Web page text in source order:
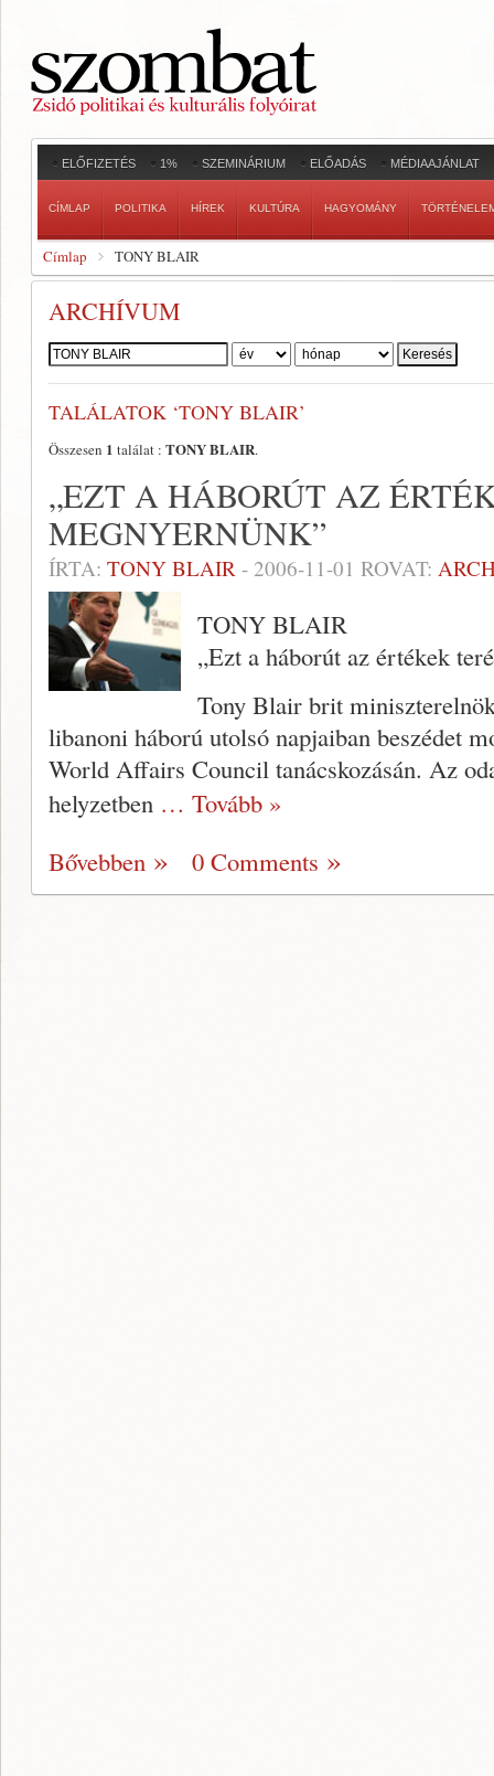
ELŐFIZETÉS 1% SZEMINÁRIUM ELŐADÁS MÉDIAAJÁNLAT
CÍMLAP POLITIKA HÍREK KULTÚRA HAGYOMÁNY
Címlap TONY BLAIR
ARCHÍVUM
Szerző:
TALÁLATOK ‘TONY BLAIR’
Összesen 1 találat : TONY BLAIR.
„EZT A HÁBORÚT AZ
MEGNYERNÜNK”
ÍRTA: TONY BLAIR - 2006-11-01 ROVAT:
TONY BLAIR
„Ezt a háborút az értékek
Tony Blair brit
libanoni háború utol­só napjaiban beszédet
World Affairs Council tanácskozásán. Az
helyzetben … Tovább »
Bővebben
0 Comments